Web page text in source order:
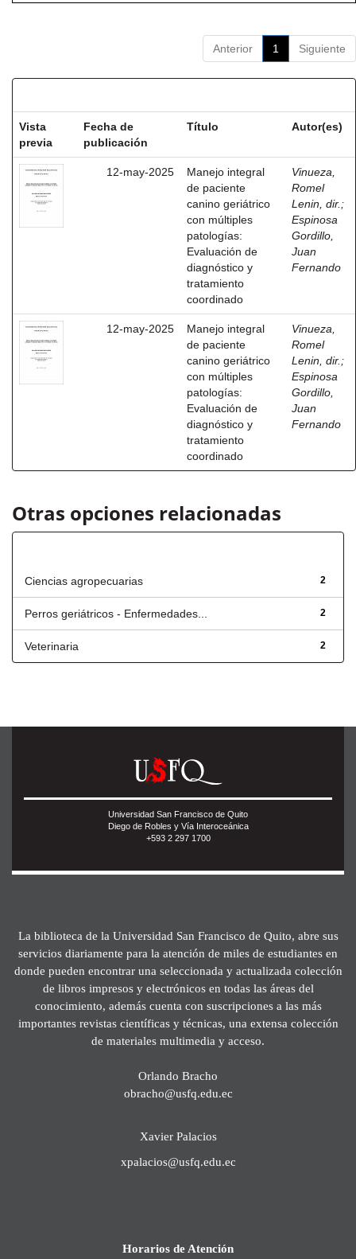
Anterior 1 Siguiente
Vista
previa
Fecha de
publicación
Título Autor(es)
12-may-2025
Manejo integral
de paciente
canino geriátrico
con múltiples
patologías:
Evaluación de
diagnóstico y
tratamiento
coordinado
Vinueza,
Romel
Lenin, dir. ;
Espinosa
Gordillo,
Juan
Fernando
12-may-2025
Manejo integral
de paciente
canino geriátrico
con múltiples
patologías:
Evaluación de
diagnóstico y
tratamiento
coordinado
Vinueza,
Romel
Lenin, dir. ;
Espinosa
Gordillo,
Juan
Fernando
Otras opciones relacionadas
2
Ciencias agropecuarias
2
Perros geriátricos - Enfermedades...
2
Veterinaria
Universidad San Francisco de Quito
Diego de Robles y Vía Interoceánica
+593 2 297 1700
La biblioteca de la Universidad San Francisco de Quito, abre sus
servicios diariamente para la atención de miles de estudiantes en
donde pueden encontrar una seleccionada y actualizada colección
de libros impresos y electrónicos en todas las áreas del
conocimiento, además cuenta con suscripciones a las más
importantes revistas científicas y técnicas, una extensa colección
de materiales multimedia y acceso.
Orlando Bracho
obracho@usfq.edu.ec
Xavier Palacios
xpalacios@usfq.edu.ec
Horarios de Atención